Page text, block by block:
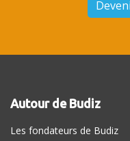
Autour de Budiz
Les fondateurs de Budiz